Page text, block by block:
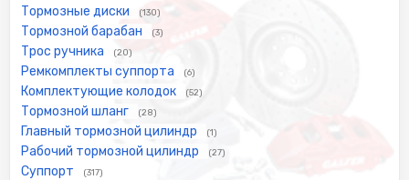
Тормозные диски (130)
Тормозной барабан (3)
Трос ручника (20)
Ремкомплекты суппорта (6)
Комплектующие колодок (52)
Тормозной шланг (28)
Главный тормозной цилиндр (1)
Рабочий тормозной цилиндр (27)
Суппорт (317)